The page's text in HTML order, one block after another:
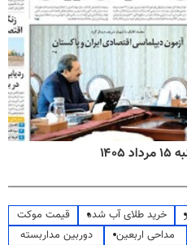
خرید طلای آب شده
قیمت موکت
مداحی اربعین
دوربین مداربسته